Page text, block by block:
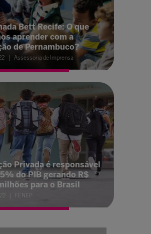
Bett Recife: O que
aprender com a
de Pernambuco?
Assessoria de Imprensa
Privada é responsável
do PIB gerando R$
para o Brasil
FENEP